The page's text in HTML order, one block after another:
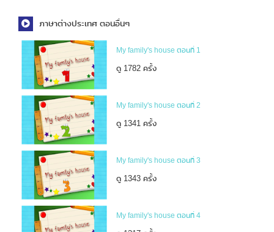
ภาษาต่างประเทศ ตอนอื่นๆ
My family's house ตอนที่ 1
ดู 1782 ครั้ง
My family's house ตอนที่ 2
ดู 1341 ครั้ง
My family's house ตอนที่ 3
ดู 1343 ครั้ง
My family's house ตอนที่ 4